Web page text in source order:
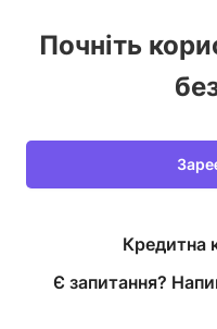
Почніть
Кредитна
Є запитання?